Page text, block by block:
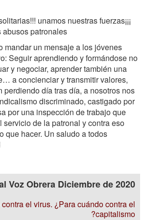
solitarias!!! unamos nuestras fuerzas
patronales.
mandar un mensaje a los jóvenes
Seguir aprendiendo y formándose no
y negociar, aprender también una
a concienciar y transmitir valores,
perdiendo día tras día, a nosotros nos
discriminado, castigado por
por una inspección de trabajo que
servicio de la patronal y contra eso
que hacer. Un saludo a todos
Voz Obrera Diciembre de 2020
el virus. ¿Para cuándo contra el
capitalismo?